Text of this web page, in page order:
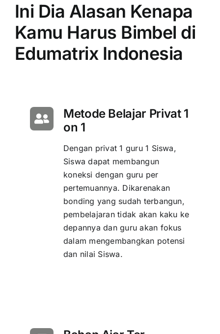
Ini Dia Alasan Kenapa
Kamu Harus Bimbel di
Edumatrix Indonesia
Metode Belajar Privat 1
on 1
Dengan privat 1 guru 1 Siswa,
Siswa dapat membangun
koneksi dengan guru per
pertemuannya. Dikarenakan
bonding yang sudah terbangun,
pembelajaran tidak akan kaku ke
depannya dan guru akan fokus
dalam mengembangkan potensi
dan nilai Siswa.